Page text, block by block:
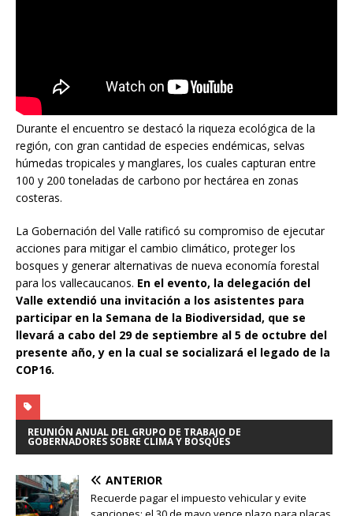
Durante el encuentro se destacó la riqueza ecológica de la
región, con gran cantidad de especies endémicas, selvas
húmedas tropicales y manglares, los cuales capturan entre
100 y 200 toneladas de carbono por hectárea en zonas
costeras.
La Gobernación del Valle ratificó su compromiso de ejecutar
acciones para mitigar el cambio climático, proteger los
bosques y generar alternativas de nueva economía forestal
para los vallecaucanos. En el evento, la delegación del
Valle extendió una invitación a los asistentes para
participar en la Semana de la Biodiversidad, que se
llevará a cabo del 29 de septiembre al 5 de octubre del
presente año, y en la cual se socializará el legado de la
COP16.
REUNIÓN ANUAL DEL GRUPO DE TRABAJO DE
GOBERNADORES SOBRE CLIMA Y BOSQUES
ANTERIOR
Recuerde pagar el impuesto vehicular y evite